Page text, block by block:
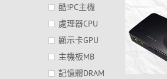
酷!PC主機
處理器CPU
顯示卡GPU
主機板MB
記憶體DRAM